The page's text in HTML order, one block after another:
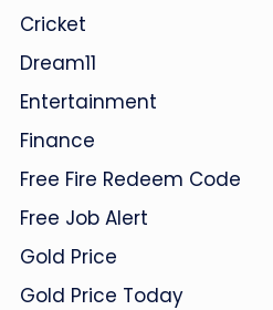
Cricket
Dream11
Entertainment
Finance
Free Fire Redeem Code
Free Job Alert
Gold Price
Gold Price Today